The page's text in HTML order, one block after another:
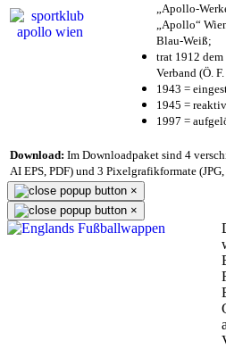
„Apollo-
„Apollo“
Blau-Weiß;
trat 1912 dem
Verband (Ö.
1943 =
1945 =
1997 =
Download: Im Downloadpaket sind 4
AI EPS, PDF) und 3 Pixelgrafikformate (JPG,
×
×